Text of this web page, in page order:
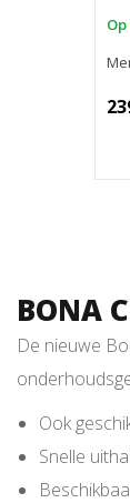
BONA
De nieuwe
Ook
Snelle